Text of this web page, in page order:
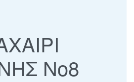
Νο8